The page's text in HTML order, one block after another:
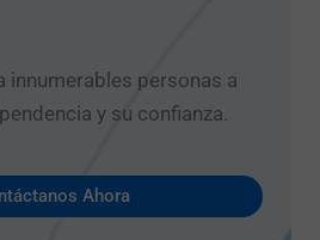
innumerables personas a
y su confianza.
Ahora